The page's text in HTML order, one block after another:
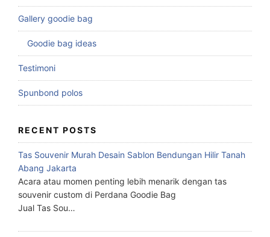
Gallery goodie bag
Goodie bag ideas
Testimoni
Spunbond polos
RECENT POSTS
Tas Souvenir Murah Desain Sablon Bendungan Hilir Tanah
Abang Jakarta
Acara atau momen penting lebih menarik dengan tas
souvenir custom di Perdana Goodie Bag
Jual Tas Sou…